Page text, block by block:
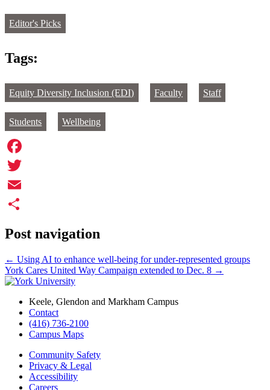
Editor's Picks
Tags:
Equity Diversity Inclusion (EDI) Faculty Staff
Students Wellbeing
Facebook
Twitter
Email
Post navigation
← Using AI to enhance well-being for under-represented groups
York Cares United Way Campaign extended to Dec. 8 →
Keele, Glendon and Markham Campus
Contact
(416) 736-2100
Campus Maps
Community Safety
Privacy & Legal
Accessibility
Careers